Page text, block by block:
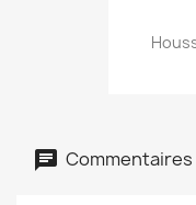
Commentaires